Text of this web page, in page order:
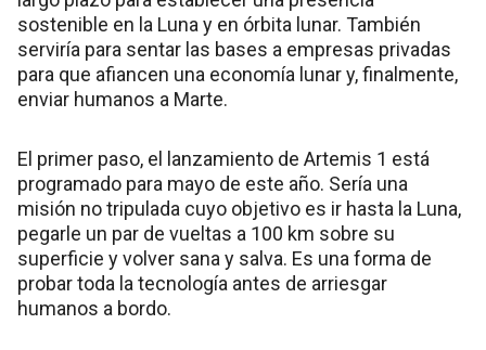
sostenible en la Luna y en órbita lunar. También
serviría para sentar las bases a empresas privadas
para que afiancen una economía lunar y, finalmente,
enviar humanos a Marte.
El primer paso, el lanzamiento de Artemis 1 está
programado para mayo de este año. Sería una
misión no tripulada cuyo objetivo es ir hasta la Luna,
pegarle un par de vueltas a 100 km sobre su
superficie y volver sana y salva. Es una forma de
probar toda la tecnología antes de arriesgar
humanos a bordo.